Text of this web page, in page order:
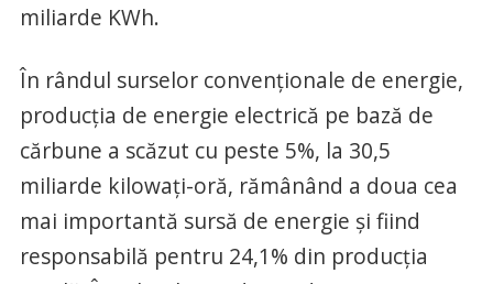
miliarde KWh.
În rândul surselor convenţionale de energie,
producţia de energie electrică pe bază de
cărbune a scăzut cu peste 5%, la 30,5
miliarde kilowaţi-oră, rămânând a doua cea
mai importantă sursă de energie şi fiind
responsabilă pentru 24,1% din producţia